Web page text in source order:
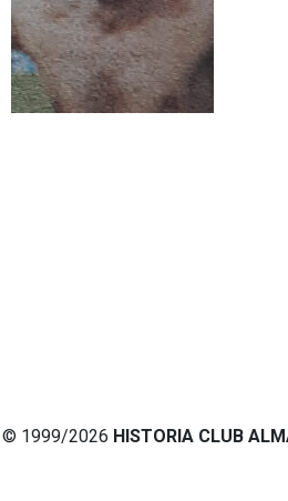
© 1999/2026 HISTORIA CLUB